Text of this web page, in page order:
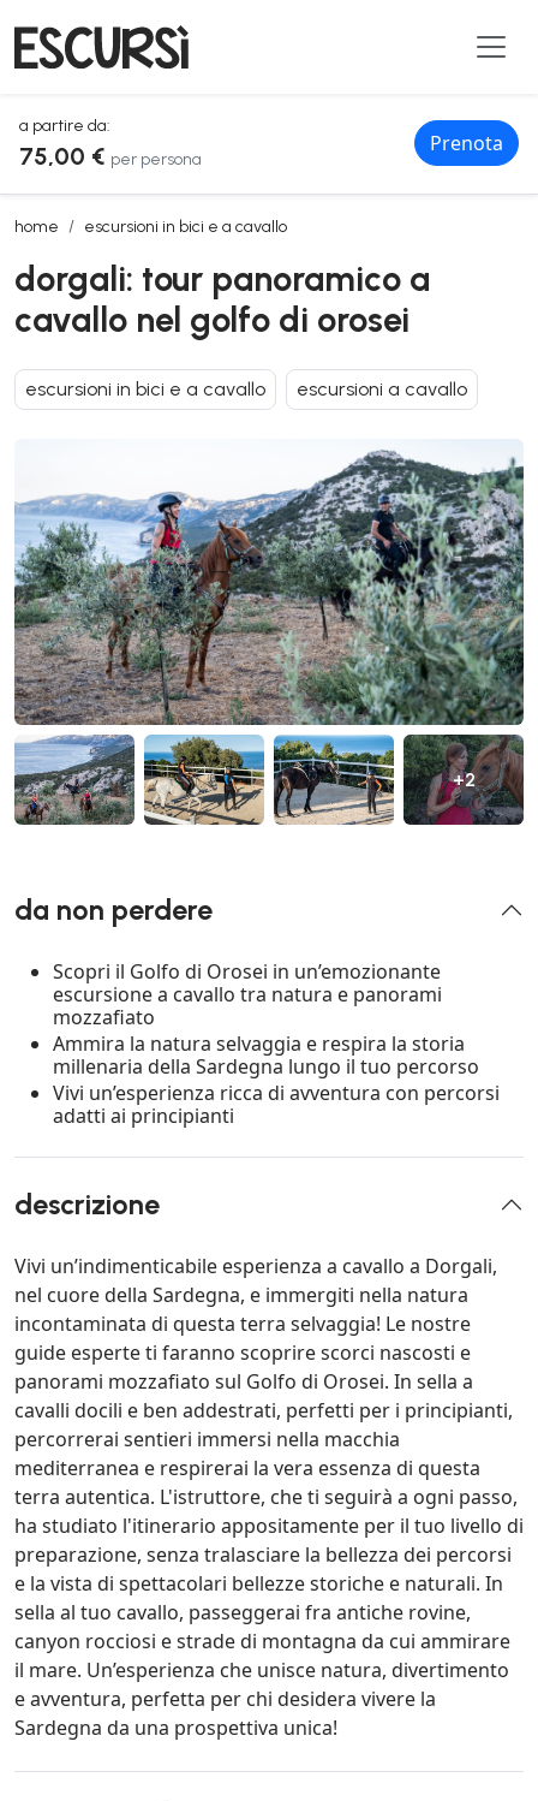
a partire da:
75,00 € per persona
Prenota
home escursioni in bici e a cavallo
dorgali: tour panoramico a cavallo nel golfo di orosei
dorgali: tour panoramico a
cavallo nel golfo di orosei
escursioni in bici e a cavallo escursioni a cavallo
+2
da non perdere
Scopri il Golfo di Orosei in un’emozionante
escursione a cavallo tra natura e panorami
mozzafiato
Ammira la natura selvaggia e respira la storia
millenaria della Sardegna lungo il tuo percorso
Vivi un’esperienza ricca di avventura con percorsi
adatti ai principianti
descrizione
Vivi un’indimenticabile esperienza a cavallo a Dorgali,
nel cuore della Sardegna, e immergiti nella natura
incontaminata di questa terra selvaggia! Le nostre
guide esperte ti faranno scoprire scorci nascosti e
panorami mozzafiato sul Golfo di Orosei. In sella a
cavalli docili e ben addestrati, perfetti per i principianti,
percorrerai sentieri immersi nella macchia
mediterranea e respirerai la vera essenza di questa
terra autentica. L'istruttore, che ti seguirà a ogni passo,
ha studiato l'itinerario appositamente per il tuo livello di
preparazione, senza tralasciare la bellezza dei percorsi
e la vista di spettacolari bellezze storiche e naturali. In
sella al tuo cavallo, passeggerai fra antiche rovine,
canyon rocciosi e strade di montagna da cui ammirare
il mare. Un’esperienza che unisce natura, divertimento
e avventura, perfetta per chi desidera vivere la
Sardegna da una prospettiva unica!